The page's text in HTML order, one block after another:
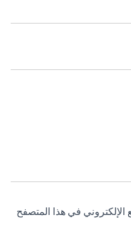
في هذا المتصفح